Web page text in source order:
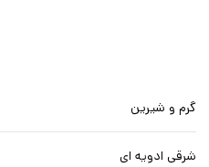
گرم و شیرین
شرقی ادویه ای